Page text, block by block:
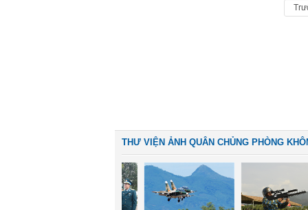
Ra đa 27
trân trọng
THƯ VIỆN ẢNH QUÂN CHỦNG PHÒNG